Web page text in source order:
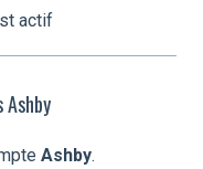
actif
Ashby.